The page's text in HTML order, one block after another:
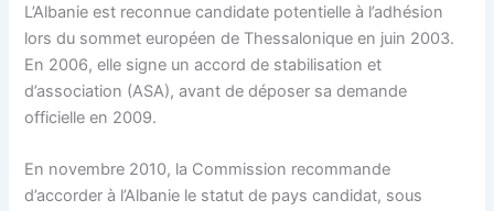
L’Albanie est reconnue candidate potentielle à l’adhésion
lors du sommet européen de Thessalonique en juin 2003.
En 2006, elle signe un accord de stabilisation et
d’association (ASA), avant de déposer sa demande
officielle en 2009.
En novembre 2010, la Commission recommande
d’accorder à l’Albanie le statut de pays candidat, sous